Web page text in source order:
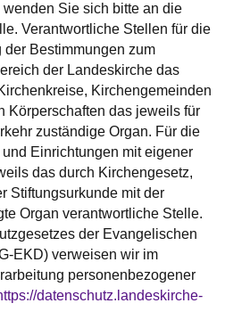
Sie sich bitte an die
Verantwortliche Stellen für die
Bestimmungen zum
der Landeskirche das
Kirchengemeinden
Körperschaften das jeweils für
zuständige Organ. Für die
Einrichtungen mit eigener
das durch Kirchengesetz,
Stiftungsurkunde mit der
Organ verantwortliche Stelle.
der Evangelischen
EKD) verweisen wir im
personenbezogener
datenschutz.landeskirche-